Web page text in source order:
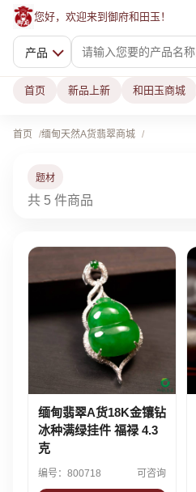
您好，欢迎来到御府和田玉！
产品
首页 新品上新 和田玉商城
首页 缅甸天然A货翡翠商城
题材
共 5 件商品
缅甸翡翠A货18K金镶钻
冰种满绿挂件 福禄 4.3
克
编号：800718 可咨询